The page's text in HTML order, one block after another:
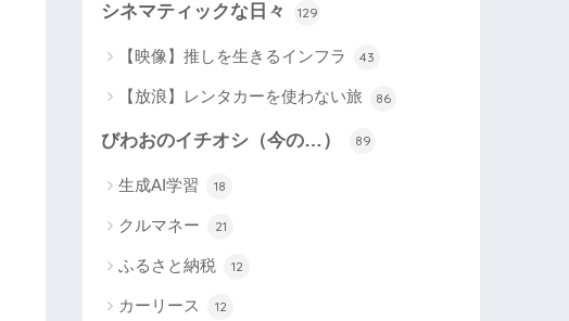
シネマティックな日々 129
【映像】推しを生きるインフラ 43
【放浪】レンタカーを使わない旅 86
びわおのイチオシ（今の…） 89
生成AI学習 18
クルマネー 21
ふるさと納税 12
カーリース 12